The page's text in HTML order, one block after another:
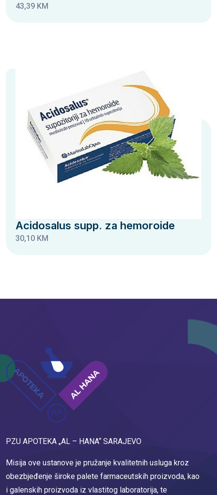
43,39 KM
Acidosalus supp. za hemoroide
30,10 KM
PZU APOTEKA „AL – HANA“ SARAJEVO
Misija ove ustanove je pružanje kvalitetnih usluga kroz
obezbjeđenje široke palete farmaceutskih proizvoda, kao
i galenskih proizvoda iz vlastitog laboratorija, te